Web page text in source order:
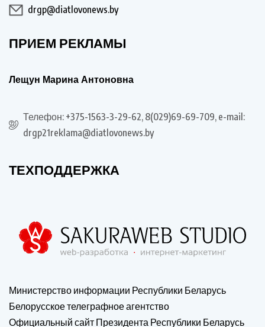
drgp@diatlovonews.by
ПРИЕМ РЕКЛАМЫ
Лещун Марина Антоновна
Телефон: +375-1563-3-29-62, 8(029)69-69-709, e-mail:
drgp21reklama@diatlovonews.by
ТЕХПОДДЕРЖКА
Министерство информации Республики Беларусь
Белорусское телеграфное агентство
Официальный сайт Президента Республики Беларусь